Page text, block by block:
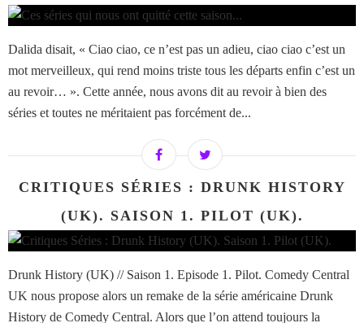
Dalida disait, « Ciao ciao, ce n’est pas un adieu, ciao ciao c’est un
mot merveilleux, qui rend moins triste tous les départs enfin c’est un
au revoir… ». Cette année, nous avons dit au revoir à bien des
séries et toutes ne méritaient pas forcément de...
CRITIQUES SÉRIES : DRUNK HISTORY
(UK). SAISON 1. PILOT (UK).
Drunk History (UK) // Saison 1. Episode 1. Pilot. Comedy Central
UK nous propose alors un remake de la série américaine Drunk
History de Comedy Central. Alors que l’on attend toujours la